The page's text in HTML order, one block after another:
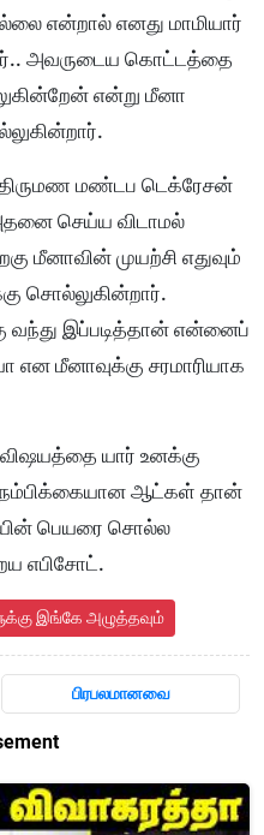
என்றால் எனது மாமியார்
அவருடைய கொட்டத்தை
என்று மீனா
திருமண மண்டப டெக்ரேசன்
செய்ய விடாமல்
மீனாவின் முயற்சி எதுவும்
சொல்லுகின்றார்.
வந்து இப்படித்தான் என்னைப்
என மீனாவுக்கு சரமாரியாக
யார் உனக்கு
ஆட்கள் தான்
பெயரை சொல்ல
எபிசோட்.
இங்கே அழுத்தவும்
பிரபலமானவை